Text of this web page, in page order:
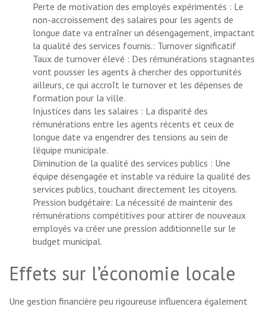
Perte de motivation des employés expérimentés : Le
non-accroissement des salaires pour les agents de
longue date va entraîner un désengagement, impactant
la qualité des services fournis.: Turnover significatif
Taux de turnover élevé : Des rémunérations stagnantes
vont pousser les agents à chercher des opportunités
ailleurs, ce qui accroît le turnover et les dépenses de
formation pour la ville.
Injustices dans les salaires : La disparité des
rémunérations entre les agents récents et ceux de
longue date va engendrer des tensions au sein de
l’équipe municipale.
Diminution de la qualité des services publics : Une
équipe désengagée et instable va réduire la qualité des
services publics, touchant directement les citoyens.
Pression budgétaire: La nécessité de maintenir des
rémunérations compétitives pour attirer de nouveaux
employés va créer une pression additionnelle sur le
budget municipal.
Effets sur l’économie locale
Une gestion financière peu rigoureuse influencera également